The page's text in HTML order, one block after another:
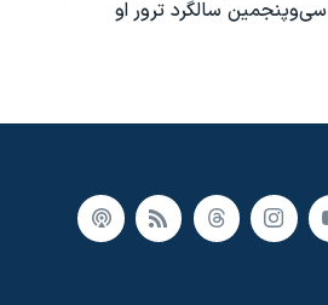
سی‌وپنجمین سالگرد ترور او